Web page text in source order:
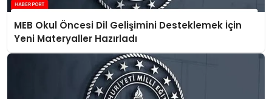
MEB Okul Öncesi Dil Gelişimini Desteklemek İçin
Yeni Materyaller Hazırladı